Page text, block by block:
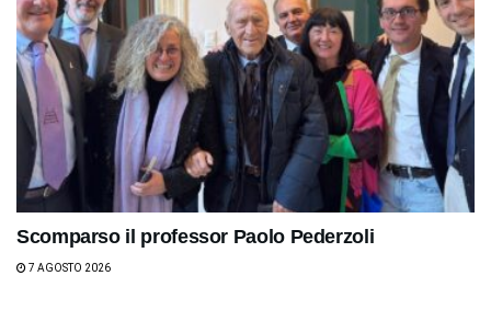
Scomparso il professor Paolo Pederzoli
7 AGOSTO 2026